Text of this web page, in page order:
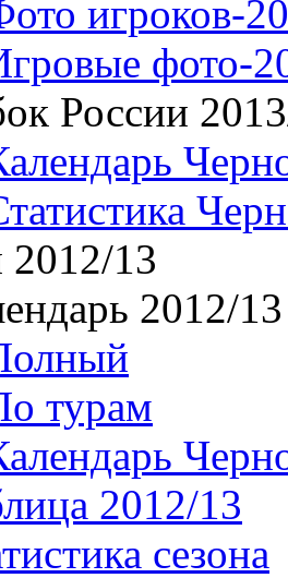
игроков-
фото-
России
2012/13
2012/13
турам
2012/13
сезона